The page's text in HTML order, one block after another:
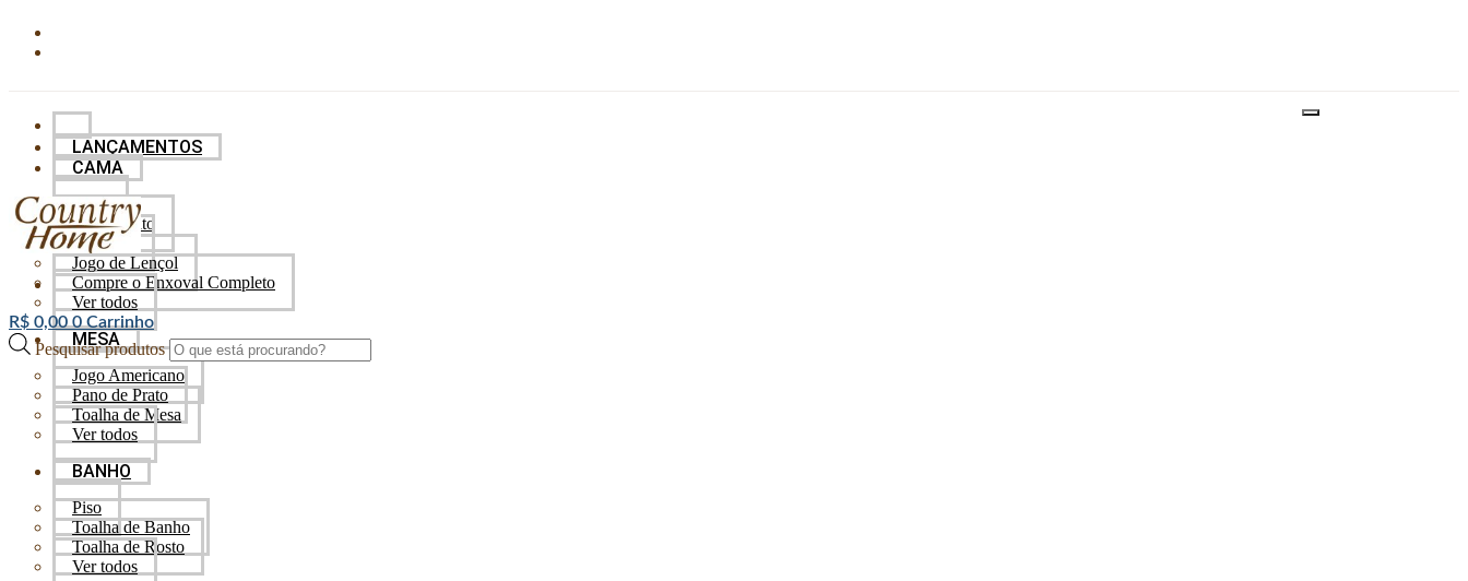
LANÇAMENTOS
CAMA
Baby
Cobre Leito
Edredom
Jogo de Lençol
Compre o Enxoval Completo
Ver todos
MESA
Jogo Americano
Pano de Prato
Toalha de Mesa
Ver todos
BANHO
Piso
Toalha de Banho
Toalha de Rosto
Ver todos
R$ 0,00 0 Carrinho
Pesquisar produtos